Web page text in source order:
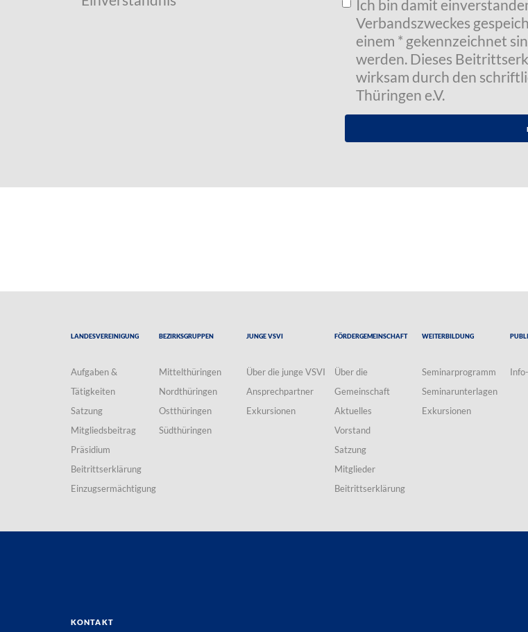
Ich bin damit
Verbandszweckes
einem * gekennzeichnet
werden. Dieses
wirksam durch den
Thüringen e.V.
Landesvereinigung
Aufgaben &
Tätigkeiten
Satzung
Mitgliedsbeitrag
Präsidium
Beitrittserklärung
Einzugsermächtigung
Bezirksgruppen
Mittelthüringen
Nordthüringen
Ostthüringen
Südthüringen
Junge VSVI
Über die junge VSVI
Ansprechpartner
Exkursionen
Fördergemeinschaft
Über die
Gemeinschaft
Aktuelles
Vorstand
Satzung
Mitglieder
Beitrittserklärung
Weiterbildung
Seminarprogramm
Seminarunterlagen
Exkursionen
Kontakt